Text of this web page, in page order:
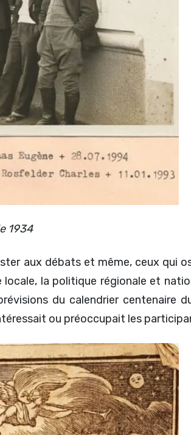
1934
aux débats et même, ceux qui
la politique régionale et
du calendrier centenaire
ou préoccupait les